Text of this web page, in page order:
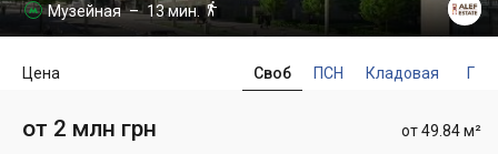
 Музейная– 13 мин.
Своб ПСН Кладовая Г
Цена
от 49.84 м²
от 2 млн грн